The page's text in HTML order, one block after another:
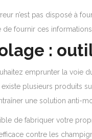
n’est pas disposé à
de fournir ces informations.
:
emprunter la voie
existe plusieurs produits
une solution anti-
de fabriquer votre
contre les